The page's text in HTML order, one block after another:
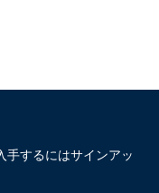
手するにはサインアッ